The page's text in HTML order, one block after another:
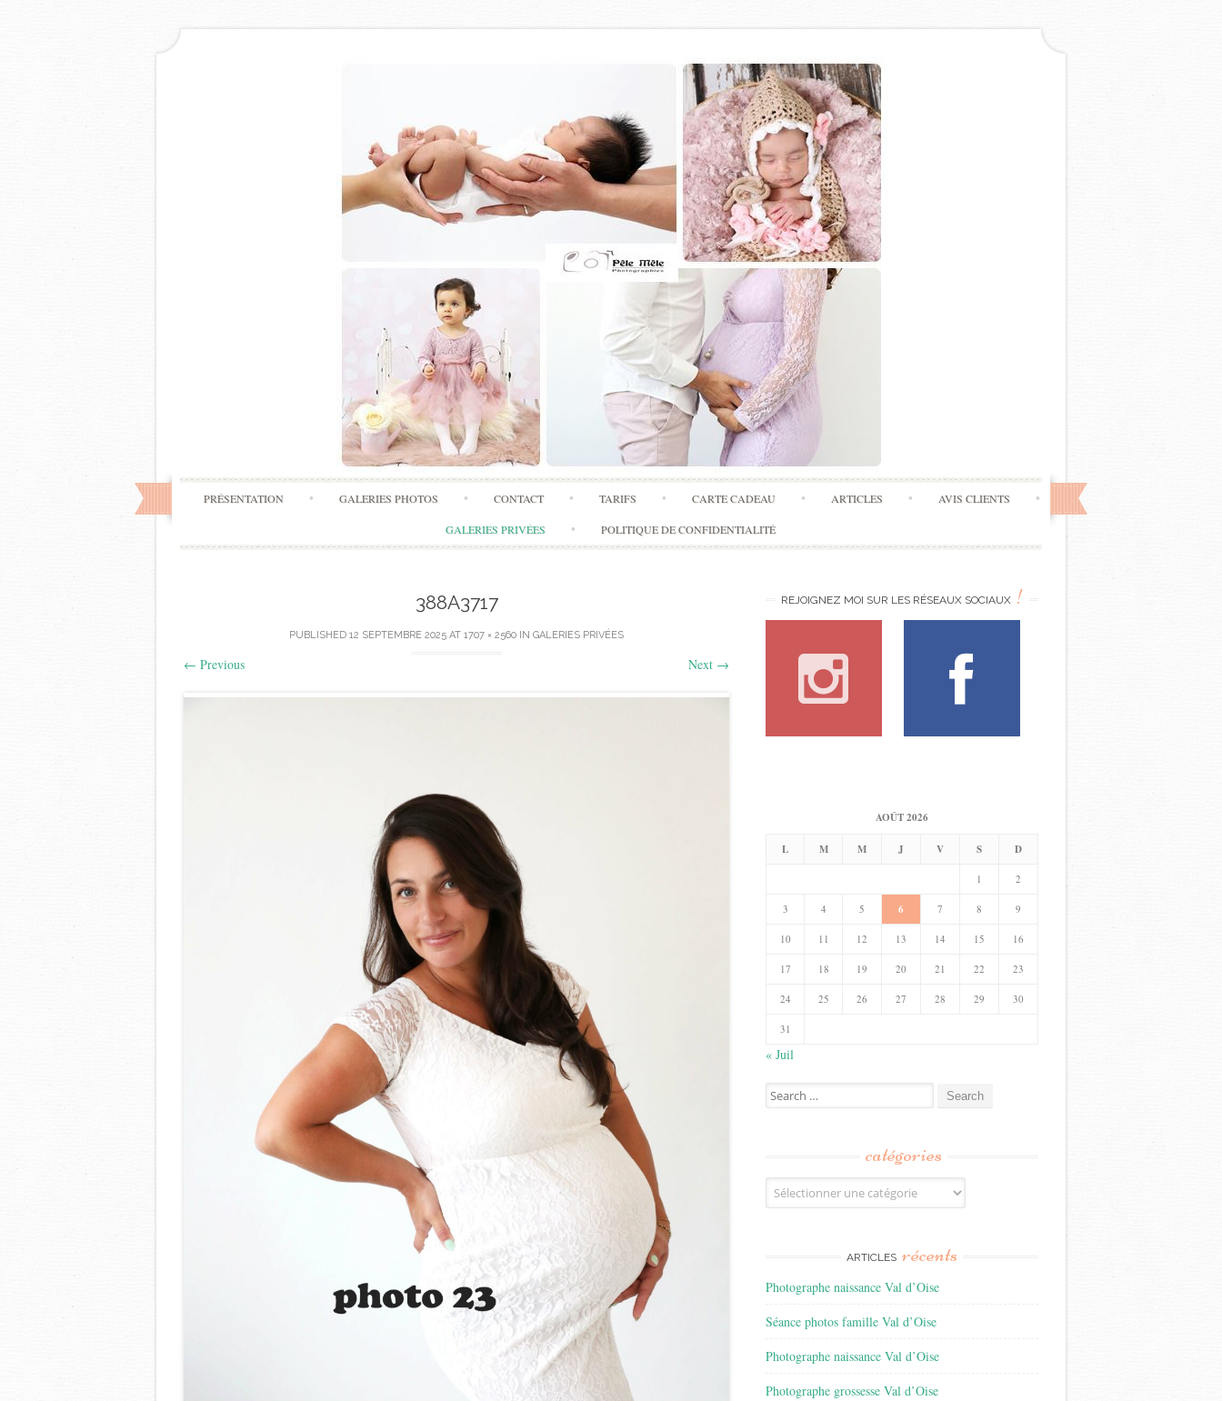
Skip
to
content
PRÉSENTATION GALERIES PHOTOS CONTACT TARIFS CARTE CADEAU ARTICLES AVIS CLIENTS
GALERIES PRIVÉES POLITIQUE DE CONFIDENTIALITÉ
388A3717
PUBLISHED 12 SEPTEMBRE 2025 AT 1707 × 2560 IN GALERIES PRIVÉES
← Previous Next →
REJOIGNEZ MOI SUR LES RÉSEAUX SOCIAUX !
AOÛT 2026
L M M J V S D
1 2
3 4 5 6 7 8 9
10 11 12 13 14 15 16
17 18 19 20 21 22 23
24 25 26 27 28 29 30
31
« Juil
Search
for:
catégories
Catégories
ARTICLES récents
Photographe naissance Val d’Oise
Séance photos famille Val d’Oise
Photographe naissance Val d’Oise
Photographe grossesse Val d’Oise